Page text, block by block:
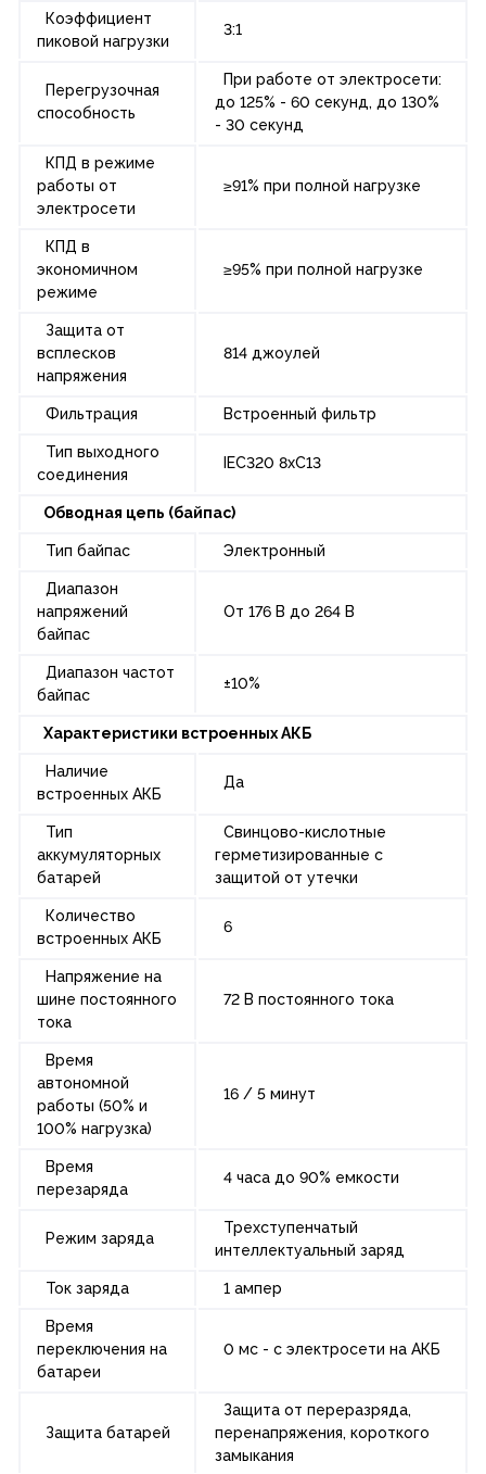
Коэффициент
пиковой нагрузки
3:1
Перегрузочная
способность
При работе от электросети:
до 125% - 60 секунд, до 130%
- 30 секунд
КПД в режиме
работы от
электросети
≥91% при полной нагрузке
КПД в
экономичном
режиме
≥95% при полной нагрузке
Защита от
всплесков
напряжения
814 джоулей
Фильтрация Встроенный фильтр
Тип выходного
соединения
IEC320 8xC13
Обводная цепь (байпас)
Тип байпас Электронный
Диапазон
напряжений
байпас
От 176 В до 264 В
Диапазон частот
байпас
±10%
Характеристики встроенных АКБ
Наличие
встроенных АКБ
Да
Тип
аккумуляторных
батарей
Свинцово-кислотные
герметизированные с
защитой от утечки
Количество
встроенных АКБ
6
Напряжение на
шине постоянного
тока
72 В постоянного тока
Время
автономной
работы (50% и
100% нагрузка)
16 / 5 минут
Время
перезаряда
4 часа до 90% емкости
Режим заряда
Трехступенчатый
интеллектуальный заряд
Ток заряда 1 ампер
Время
переключения на
батареи
0 мс - с электросети на АКБ
Защита батарей
Защита от переразряда,
перенапряжения, короткого
замыкания